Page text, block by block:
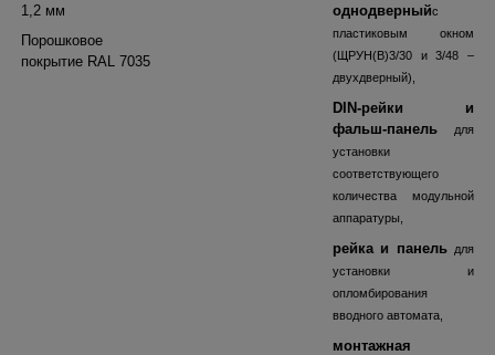
1,2 мм
Порошковое
покрытие RAL 7035
однодверныйс
пластиковым окном
(ЩРУН(В)3/30 и 3/48 –
двухдверный),
DIN-рейки и
фальш-панель
для
установки
соответствующего
количества модульной
аппаратуры,
рейка и панель
для
установки и
опломбирования
вводного автомата,
монтажная